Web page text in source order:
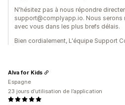
N'hésitez pas à nous répondre
support@complyapp.io. Nous serons
avec vous dans les plus brefs délais.
Bien cordialement, L'équipe Support
Alva for Kids
Espagne
23 jours d’utilisation de l’application